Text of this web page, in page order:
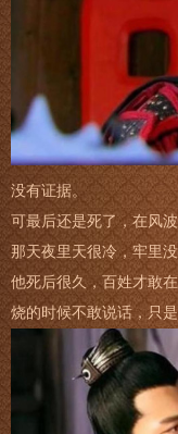
没有证据。
可最后还是死了，在风
那天夜里天很冷，牢里
他死后很久，百姓才敢
烧的时候不敢说话，只